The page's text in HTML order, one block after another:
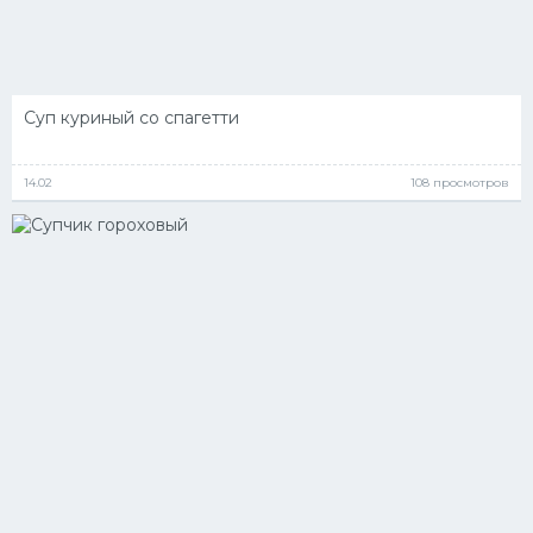
Суп куриный со спагетти
14.02 108 просмотров